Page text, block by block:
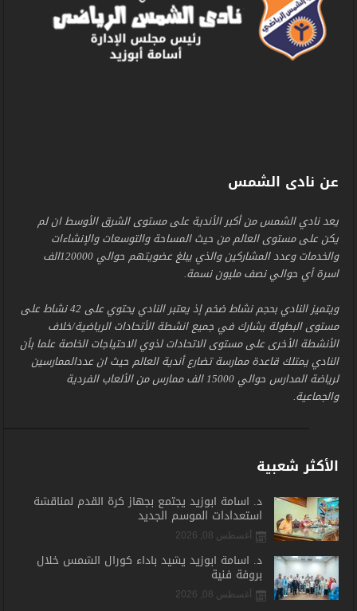
عن نادى الشمس
يعد نادي الشمس من أكبر الأندية على مستوى الشرق الأوسط ان لم
يكن على مستوى العالم من حيث المساحة والتوسعات والإنشاءات
والخدمات وعدد المشاركين والذي يبلغ عضويتهم حوالي 120000الف
اسرة أي حوالي نصف مليون نسمة.
ويتميز النادي بحجم نشاط ضخم إذ يعتبر النادي يحتوي على 42 نشاط على
مستوى البطولة يشارك في جميع انشطة الأتحادات الرياضية/خلاف
الأنشطة الأخرى على مستوى الاتحادات لذوي الاحتياجات الخاصة علما بأن
النادي يمتلك قاعدة ممارسة تضارع أندية العالم حيث ان عددالممارسين
لرياضة المدارس حوالي 15000 الف ممارس من الألعاب الفردية
والجماعية.
الأكثر شعبية
د. أسامة أبوزيد يجتمع بجهاز كرة القدم لمناقشة
استعدادات الموسم الجديد
أغسطس 08, 2026
د. أسامة أبوزيد يشيد بأداء كورال الشمس خلال
بروفة فنية
أغسطس 08, 2026